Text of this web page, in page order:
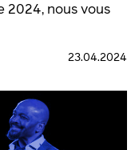
2024, nous vous
23.04.2024